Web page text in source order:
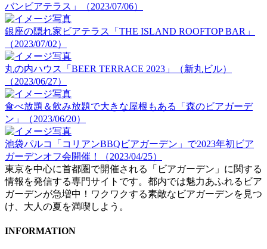
バンビアテラス」（2023/07/06）
銀座の隠れ家ビアテラス「THE ISLAND ROOFTOP BAR」
（2023/07/02）
丸の内ハウス「BEER TERRACE 2023」（新丸ビル）
（2023/06/27）
食べ放題＆飲み放題で大きな屋根もある「森のビアガーデ
ン」（2023/06/20）
池袋パルコ「コリアンBBQビアガーデン」で2023年初ビア
ガーデンオフ会開催！（2023/04/25）
東京を中心に首都圏で開催される「ビアガーデン」に関する
情報を発信する専門サイトです。都内では魅力あふれるビア
ガーデンが急増中！ワクワクする素敵なビアガーデンを見つ
け、大人の夏を満喫しよう。
INFORMATION